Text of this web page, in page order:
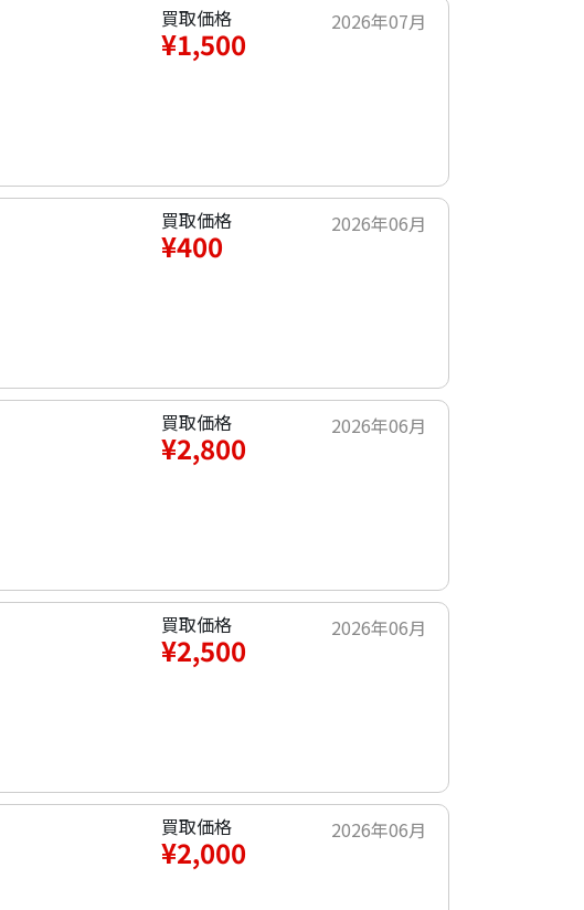
買取価格
¥1,500
2026年07月
買取価格
¥400
2026年06月
買取価格
¥2,800
2026年06月
買取価格
¥2,500
2026年06月
買取価格
¥2,000
2026年06月